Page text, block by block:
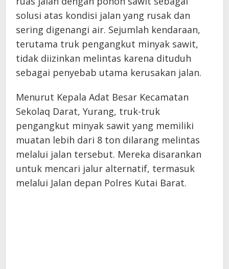
solusi atas kondisi jalan yang rusak dan
sering digenangi air. Sejumlah kendaraan,
terutama truk pengangkut minyak sawit,
tidak diizinkan melintas karena dituduh
sebagai penyebab utama kerusakan jalan.
Menurut Kepala Adat Besar Kecamatan
Sekolaq Darat, Yurang, truk-truk
pengangkut minyak sawit yang memiliki
muatan lebih dari 8 ton dilarang melintas
melalui jalan tersebut. Mereka disarankan
untuk mencari jalur alternatif, termasuk
melalui Jalan depan Polres Kutai Barat.